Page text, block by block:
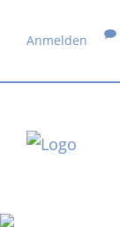
Anmelden